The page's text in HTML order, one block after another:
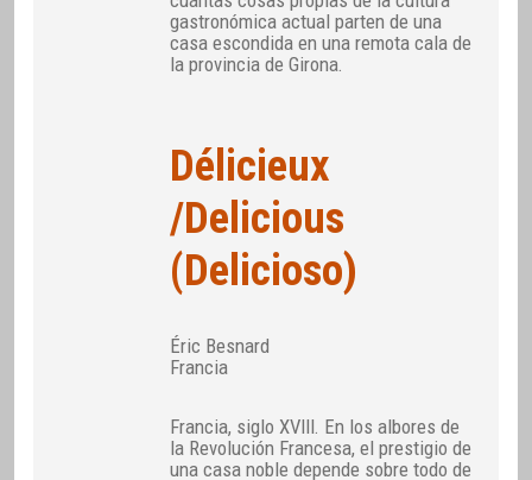
gastronómica actual parten de una
casa escondida en una remota cala de
la provincia de Girona.
Délicieux
/Delicious
(Delicioso)
Éric Besnard
Francia
Francia, siglo XVIII. En los albores de
la Revolución Francesa, el prestigio de
una casa noble depende sobre todo de